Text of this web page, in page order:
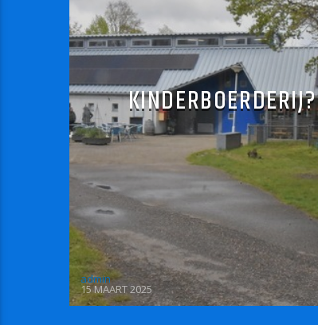
KINDERBOERDERIJ?
admin
15 MAART 2025